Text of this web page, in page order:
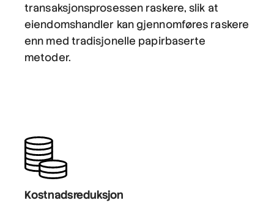
transaksjonsprosessen raskere, slik at
eiendomshandler kan gjennomføres raskere
enn med tradisjonelle papirbaserte
metoder.
Kostnadsreduksjon